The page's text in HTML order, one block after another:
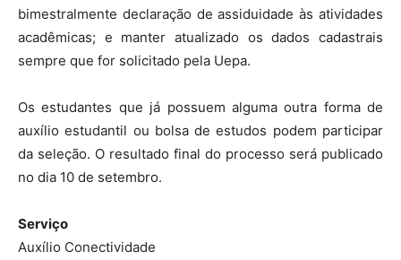
bimestralmente declaração de assiduidade às atividades
acadêmicas; e manter atualizado os dados cadastrais
sempre que for solicitado pela Uepa.
Os estudantes que já possuem alguma outra forma de
auxílio estudantil ou bolsa de estudos podem participar
da seleção. O resultado final do processo será publicado
no dia 10 de setembro.
Serviço
Auxílio Conectividade